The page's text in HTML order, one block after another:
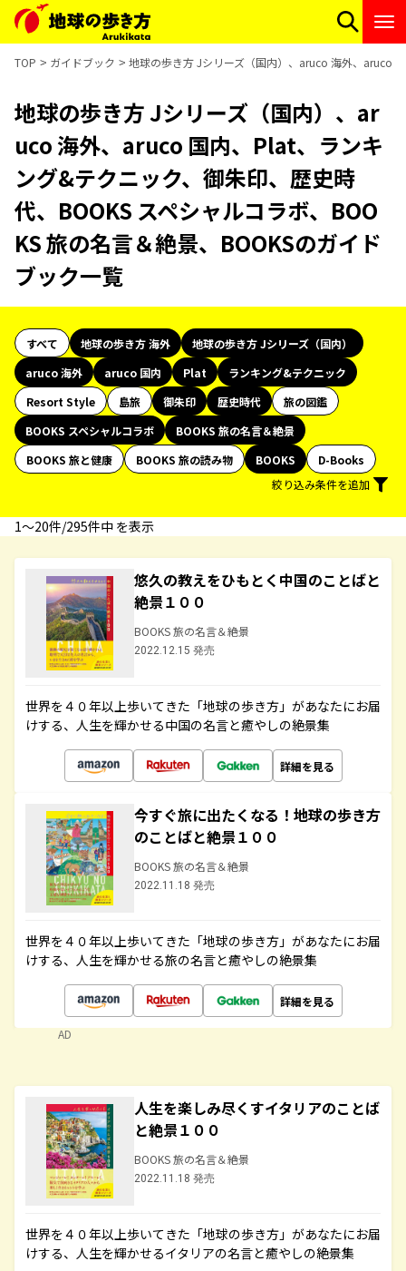
TOP ガイドブック 地球の歩き方 Jシリーズ（国内）、aruco 海外、aruco
地球の歩き方 Jシリーズ（国内）、ar
uco 海外、aruco 国内、Plat、ランキ
ング&テクニック、御朱印、歴史時
代、BOOKS スペシャルコラボ、BOO
KS 旅の名言＆絶景、BOOKSのガイド
ブック一覧
すべて 地球の歩き方 海外
地球の歩き方 Jシリーズ（国内）
aruco 海外
aruco 国内 Plat
ランキング&テクニック
Resort Style
島旅 御朱印 歴史時代
旅の図鑑
BOOKS スペシャルコラボ
BOOKS 旅の名言＆絶景
BOOKS 旅と健康
BOOKS 旅の読み物 BOOKS
D-Books
絞り込み条件を追加
1〜20件/295件中 を表示
悠久の教えをひもとく中国のことばと
絶景１００
BOOKS 旅の名言＆絶景
2022.12.15 発売
世界を４０年以上歩いてきた「地球の歩き方」があなたにお届
けする、人生を輝かせる中国の名言と癒やしの絶景集
詳細を見る
今すぐ旅に出たくなる！地球の歩き方
のことばと絶景１００
BOOKS 旅の名言＆絶景
2022.11.18 発売
世界を４０年以上歩いてきた「地球の歩き方」があなたにお届
けする、人生を輝かせる旅の名言と癒やしの絶景集
詳細を見る
AD
人生を楽しみ尽くすイタリアのことば
と絶景１００
BOOKS 旅の名言＆絶景
2022.11.18 発売
世界を４０年以上歩いてきた「地球の歩き方」があなたにお届
けする、人生を輝かせるイタリアの名言と癒やしの絶景集